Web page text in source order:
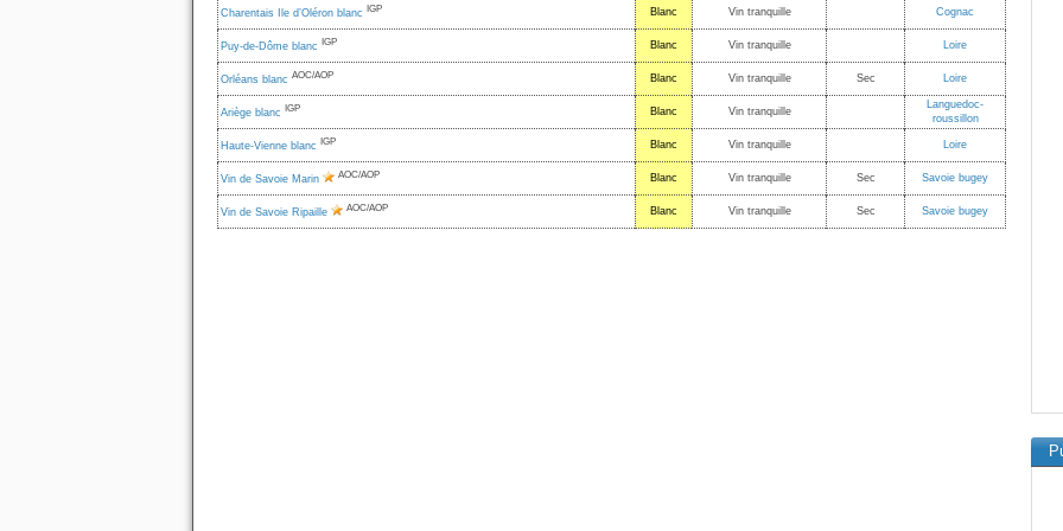
Charentais Ile d’Oléron blanc IGP Blanc Vin tranquille Cognac
Puy-de-Dôme blanc IGP Blanc Vin tranquille Loire
Orléans blanc AOC/AOP Blanc Vin tranquille Sec Loire
Ariège blanc IGP Blanc Vin tranquille
Languedoc-
roussillon
Haute-Vienne blanc IGP Blanc Vin tranquille Loire
Vin de Savoie Marin AOC/AOP Blanc Vin tranquille Sec Savoie bugey
Vin de Savoie Ripaille AOC/AOP Blanc Vin tranquille Sec Savoie bugey